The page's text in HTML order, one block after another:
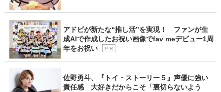
アドビが新たな“推し活”を実現！ ファンが生
成AIで作成したお祝い画像でfav meデビュー1周
年をお祝い
P R
佐野勇斗、『トイ・ストーリー５』声優に強い
責任感 大好きだからこそ「裏切らないよう